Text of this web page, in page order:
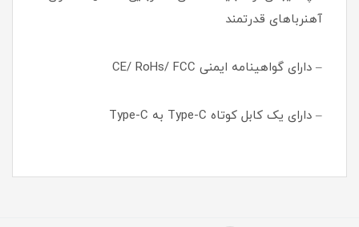
آهنرباهای قدرتمند
– دارای گواهینامه ایمنی CE/ RoHs/ FCC
– دارای یک کابل کوتاه Type-C به Type-C